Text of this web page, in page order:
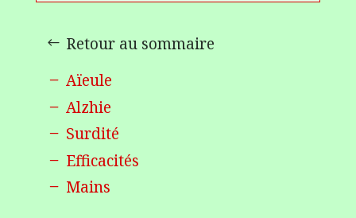
Retour au sommaire
Aïeule
Alzhie
Surdité
Efficacités
Mains